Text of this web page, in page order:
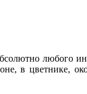
любого
в цветнике,